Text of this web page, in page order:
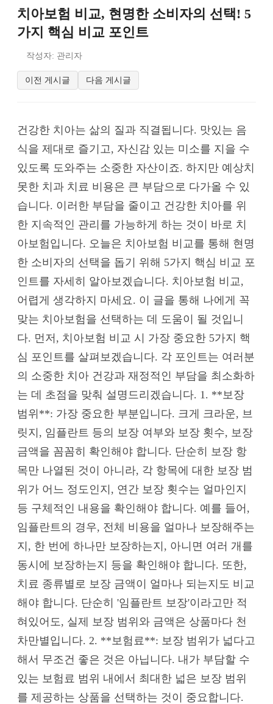
치아보험 비교, 현명한 소비자의 선택! 5
가지 핵심 비교 포인트
작성자: 관리자
이전 게시글 다음 게시글
건강한 치아는 삶의 질과 직결됩니다. 맛있는 음
식을 제대로 즐기고, 자신감 있는 미소를 지을 수
있도록 도와주는 소중한 자산이죠. 하지만 예상치
못한 치과 치료 비용은 큰 부담으로 다가올 수 있
습니다. 이러한 부담을 줄이고 건강한 치아를 위
한 지속적인 관리를 가능하게 하는 것이 바로 치
아보험입니다. 오늘은 치아보험 비교를 통해 현명
한 소비자의 선택을 돕기 위해 5가지 핵심 비교 포
인트를 자세히 알아보겠습니다. 치아보험 비교,
어렵게 생각하지 마세요. 이 글을 통해 나에게 꼭
맞는 치아보험을 선택하는 데 도움이 될 것입니
다. 먼저, 치아보험 비교 시 가장 중요한 5가지 핵
심 포인트를 살펴보겠습니다. 각 포인트는 여러분
의 소중한 치아 건강과 재정적인 부담을 최소화하
는 데 초점을 맞춰 설명드리겠습니다. 1. **보장
범위**: 가장 중요한 부분입니다. 크게 크라운, 브
릿지, 임플란트 등의 보장 여부와 보장 횟수, 보장
금액을 꼼꼼히 확인해야 합니다. 단순히 보장 항
목만 나열된 것이 아니라, 각 항목에 대한 보장 범
위가 어느 정도인지, 연간 보장 횟수는 얼마인지
등 구체적인 내용을 확인해야 합니다. 예를 들어,
임플란트의 경우, 전체 비용을 얼마나 보장해주는
지, 한 번에 하나만 보장하는지, 아니면 여러 개를
동시에 보장하는지 등을 확인해야 합니다. 또한,
치료 종류별로 보장 금액이 얼마나 되는지도 비교
해야 합니다. 단순히 '임플란트 보장'이라고만 적
혀있어도, 실제 보장 범위와 금액은 상품마다 천
차만별입니다. 2. **보험료**: 보장 범위가 넓다고
해서 무조건 좋은 것은 아닙니다. 내가 부담할 수
있는 보험료 범위 내에서 최대한 넓은 보장 범위
를 제공하는 상품을 선택하는 것이 중요합니다.